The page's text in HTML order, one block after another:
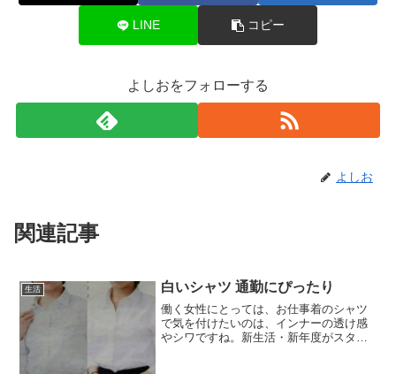
LINE コピー
よしおをフォローする
よしお
関連記事
生活 白いシャツ 通勤にぴったり
働く女性にとっては、お仕事着のシャツ
で気を付けたいのは、インナーの透け感
やシワですね。新生活・新年度がスター